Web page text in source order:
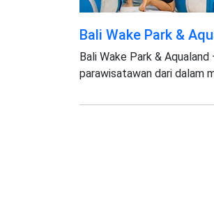
Bali Wake Park &
Bali Wake Park &
parawisatawan dari dalam